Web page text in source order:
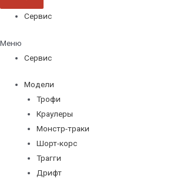
Сервис
Меню
Сервис
Модели
Трофи
Краулеры
Монстр-траки
Шорт-корс
Трагги
Дрифт